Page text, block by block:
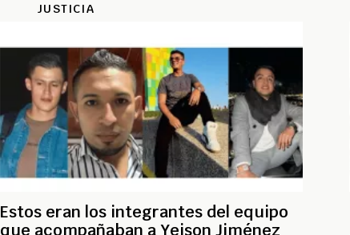
JUSTICIA
Estos eran los integrantes del equipo
que acompañaban a Yeison Jiménez